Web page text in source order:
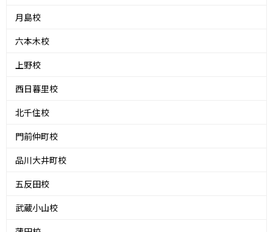
月島校
六本木校
上野校
西日暮里校
北千住校
門前仲町校
品川大井町校
五反田校
武蔵小山校